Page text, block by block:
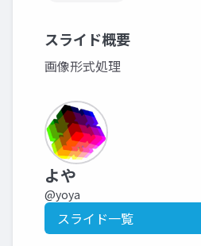
スライド概要
画像形式処理
よや
@yoya
スライド一覧